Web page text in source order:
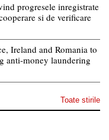
progresele inregistrate
si de verificare
Ireland and Romania to
anti-money laundering
Toate stirile